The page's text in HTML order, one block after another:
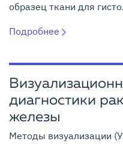
образец ткани для
Подробнее
диагностики
железы
Методы визуализации